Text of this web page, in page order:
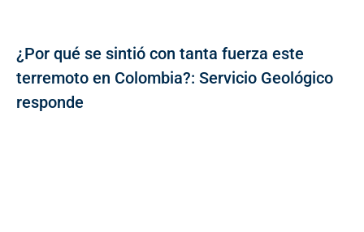
¿Por qué se sintió con tanta fuerza este
terremoto en Colombia?: Servicio Geológico
responde